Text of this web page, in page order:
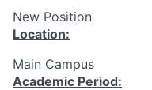
New Position
Location:
Main Campus
Academic Period: